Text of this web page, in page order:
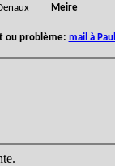
Denaux Meire
problème: mail à